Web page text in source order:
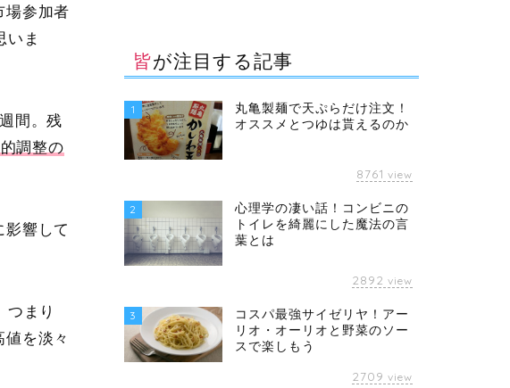
場参加者
いま
間。残
調整の
響して
つまり
を淡々
皆が注目する記事
1
丸亀製麺で天ぷらだけ注文！
オススメとつゆは貰えるのか
8761 view
2
心理学の凄い話！コンビニの
トイレを綺麗にした魔法の言
葉とは
2892 view
3
コスパ最強サイゼリヤ！アー
リオ・オーリオと野菜のソー
スで楽しもう
2709 view